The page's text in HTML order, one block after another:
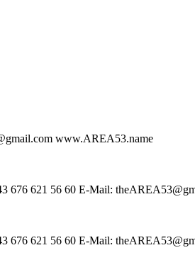
www.AREA53.name
676 621 56 60 E-Mail:
676 621 56 60 E-Mail: